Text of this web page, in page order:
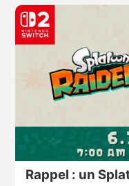
Rappel : un